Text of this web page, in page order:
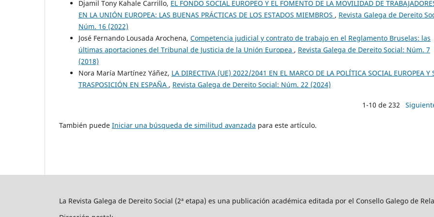
Djamil Tony Kahale Carrillo, EL FONDO SOCIAL EUROPEO Y EL FOMENTO DE LA MOVILIDAD DE
EN LA UNIÓN EUROPEA: LAS BUENAS PRÁCTICAS DE LOS ESTADOS MIEMBROS , Revista Galega de Dereito
Núm. 16 (2022)
José Fernando Lousada Arochena, Competencia judicial y contrato de trabajo en el Reglamento Bruselas: las
últimas aportaciones del Tribunal de Justicia de la Unión Europea , Revista Galega de Dereito Social: Núm. 7
(2018)
Nora María Martínez Yáñez, LA DIRECTIVA (UE) 2022/2041 EN EL MARCO DE LA POLÍTICA SOCIAL EUROPEA Y
TRASPOSICIÓN EN ESPAÑA , Revista Galega de Dereito Social: Núm. 22 (2024)
1-10 de 232
También puede Iniciar una búsqueda de similitud avanzada para este artículo.
La Revista Galega de Dereito Social (2ª etapa) es una publicación académica editada por el Consello Galego de